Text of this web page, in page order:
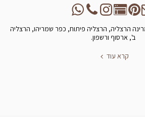
הרצליה, הרצליה פיתוח, כפר שמריהו, הרצליה
ב', ארסוף ורשפון.
קרא עוד